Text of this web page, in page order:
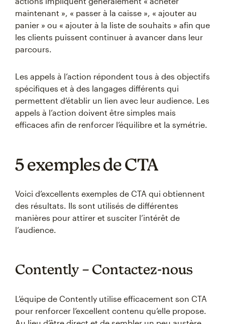
maintenant », « passer à la caisse », « ajouter au
panier » ou « ajouter à la liste de souhaits » afin que
les clients puissent continuer à avancer dans leur
parcours.
Les appels à l’action répondent tous à des objectifs
spécifiques et à des langages différents qui
permettent d’établir un lien avec leur audience. Les
appels à l’action doivent être simples mais
efficaces afin de renforcer l’équilibre et la symétrie.
5 exemples de CTA
Voici d’excellents exemples de CTA qui obtiennent
des résultats. Ils sont utilisés de différentes
manières pour attirer et susciter l’intérêt de
l’audience.
Contently – Contactez-nous
L’équipe de Contently utilise efficacement son CTA
pour renforcer l’excellent contenu qu’elle propose.